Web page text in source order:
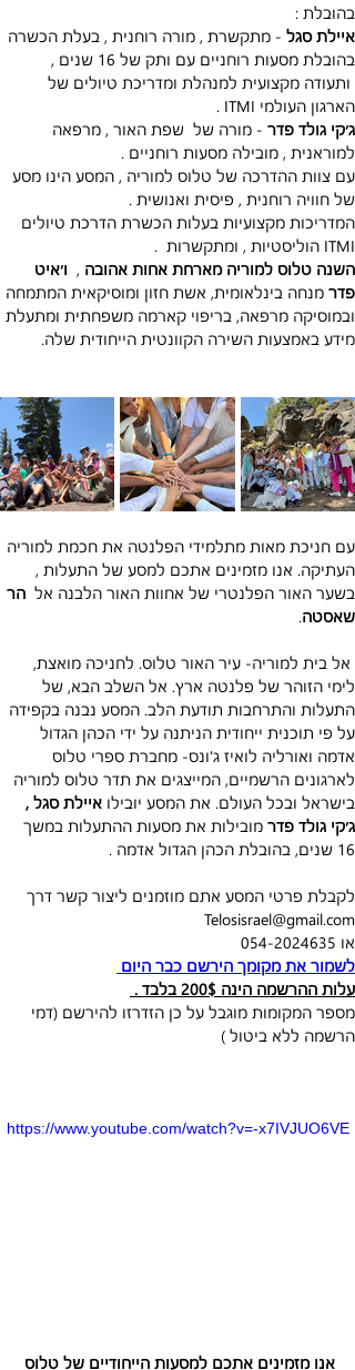
בהובלת :
איילת סגל - מתקשרת , מורה רוחנית , בעלת הכשרה
בהובלת מסעות רוחניים עם ותק של 16 שנים ,
ותעודה מקצועית למנהלת ומדריכת טיולים של
הארגון העולמי ITMI .
ג׳קי גולד פדר - מורה של  שפת האור , מרפאה
למוראנית , מובילה מסעות רוחניים .
עם צוות ההדרכה של טלוס למוריה , המסע הינו מסע
של חוויה רוחנית , פיסית ואנושית .
המדריכות מקצועיות בעלות הכשרת הדרכת טיולים
ITMI הוליסטיות , ומתקשרות  .
השנה טלוס למוריה מארחת אחות אהובה , ו׳איט
פדר מנחה בינלאומית, אשת חזון ומוסיקאית המתמחה
ובמוסיקה מרפאה, בריפוי קארמה משפחתית ומתעלת
מידע באמצעות השירה הקוונטית הייחודית שלה.
עם חניכת מאות מתלמידי הפלנטה את חכמת למוריה
העתיקה. אנו מזמינים אתכם למסע של התעלות ,
בשער האור הפלנטרי של אחוות האור הלבנה אל הר
שאסטה.
אל בית למוריה- עיר האור טלוס. לחניכה מואצת,
לימי הזוהר של פלנטה ארץ. אל השלב הבא, של
התעלות והתרחבות תודעת הלב. המסע נבנה בקפידה
על פי תוכנית ייחודית הניתנה על ידי הכהן הגדול
אדמה ואורליה לואיז ג'ונס- מחברת ספרי טלוס
לארגונים הרשמיים, המייצגים את תדר טלוס למוריה
בישראל ובכל העולם. את המסע יובילו איילת סגל ,
ג׳קי גולד פדר מובילות את מסעות ההתעלות במשך
16 שנים, בהובלת הכהן הגדול אדמה .
לקבלת פרטי המסע אתם מוזמנים ליצור קשר דרך
Telosisrael@gmail.com
או 054-2024635
לשמור את מקומך הירשם כבר היום
עלות ההרשמה הינה 200$ בלבד .
מספר המקומות מוגבל על כן הזדרזו להירשם (דמי
הרשמה ללא ביטול )
https://www.youtube.com/watch?v=-x7IVJUO6VE
אנו מזמינים אתכם למסעות הייחודיים של טלוס